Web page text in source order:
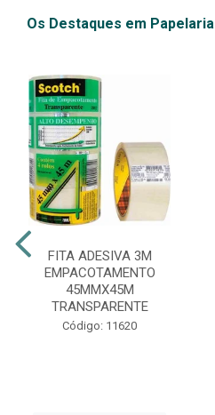
Os Destaques em Papelaria
FITA ADESIVA 3M
EMPACOTAMENTO
45MMX45M
TRANSPARENTE
Código: 11620